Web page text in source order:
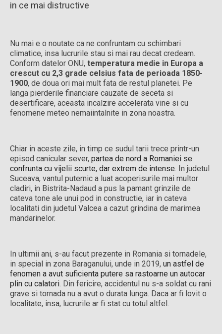
in ce mai distructive
Nu mai e o noutate ca ne confruntam cu schimbari
climatice, insa lucrurile stau si mai rau decat credeam.
Conform datelor ONU, temperatura medie in Europa a
crescut cu 2,3 grade celsius fata de perioada 1850-
1900, de doua ori mai mult fata de restul planetei. Pe
langa pierderile financiare cauzate de seceta si
desertificare, aceasta incalzire accelerata vine si cu
fenomene meteo nemaiintalnite in zona noastra.
Chiar in aceste zile, in timp ce sudul tarii trece printr-un
episod canicular sever, partea de nord a Romaniei se
confrunta cu vijelii scurte, dar extrem de intense. In judetul
Suceava, vantul puternic a luat acoperisurile mai multor
cladiri, in Bistrita-Nadaud a pus la pamant grinzile de
cateva tone ale unui pod in constructie, iar in cateva
localitati din judetul Valcea a cazut grindina de marimea
mandarinelor.
In ultimii ani, s-au facut prezente in Romania si tornadele,
in special in zona Baraganului, unde in 2019, un astfel de
fenomen a avut suficienta putere sa rastoarne un autocar
plin cu calatori. Din fericire, accidentul nu s-a soldat cu rani
grave si tornada nu a avut o durata lunga. Daca ar fi lovit o
localitate, insa, lucrurile ar fi stat cu totul altfel.